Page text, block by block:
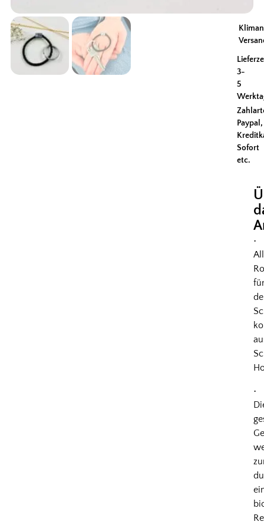
3-
5
Paypal,
Sofort
etc.
•
•